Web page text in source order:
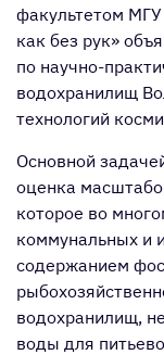
факультетом
как без рук»
по научно-
водохранилищ
технологий
Основной
оценка
которое во
коммунальных и
содержанием
водохранилищ,
воды для